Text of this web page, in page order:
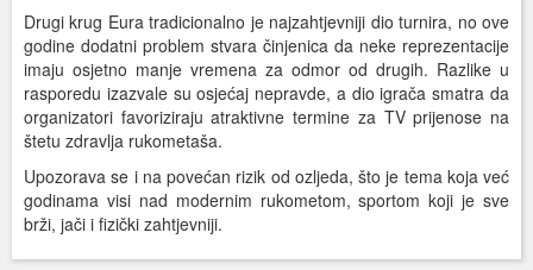
Drugi krug Eura tradicionalno je najzahtjevniji dio turnira, no ove
godine dodatni problem stvara činjenica da neke reprezentacije
imaju osjetno manje vremena za odmor od drugih. Razlike u
rasporedu izazvale su osjećaj nepravde, a dio igrača smatra da
organizatori favoriziraju atraktivne termine za TV prijenose na
štetu zdravlja rukometaša.
Upozorava se i na povećan rizik od ozljeda, što je tema koja već
godinama visi nad modernim rukometom, sportom koji je sve
brži, jači i fizički zahtjevniji.